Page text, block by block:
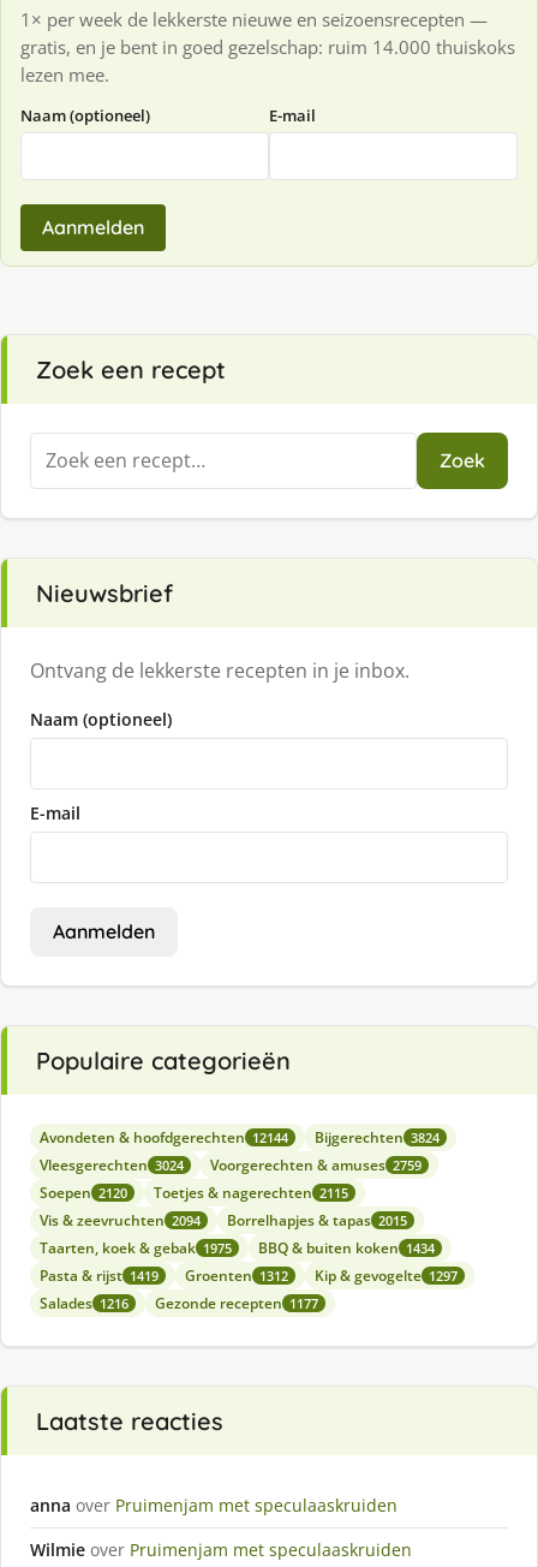
1× per week de lekkerste nieuwe en seizoensrecepten —
gratis, en je bent in goed gezelschap: ruim 14.000 thuiskoks
lezen mee.
Naam (optioneel) E-mail
Aanmelden
Zoek een recept
Zoeken
naar:
Zoek
Nieuwsbrief
Ontvang de lekkerste recepten in je inbox.
Naam (optioneel)
E-mail
Aanmelden
Populaire categorieën
Avondeten & hoofdgerechten 12144 Bijgerechten 3824
Vleesgerechten 3024 Voorgerechten & amuses 2759
Soepen 2120 Toetjes & nagerechten 2115
Vis & zeevruchten 2094 Borrelhapjes & tapas 2015
Taarten, koek & gebak 1975 BBQ & buiten koken 1434
Pasta & rijst 1419 Groenten 1312 Kip & gevogelte 1297
Salades 1216 Gezonde recepten 1177
Laatste reacties
anna over Pruimenjam met speculaaskruiden
Wilmie over Pruimenjam met speculaaskruiden